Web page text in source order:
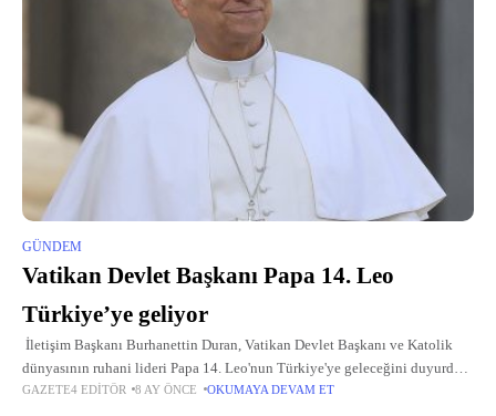
GÜNDEM
Vatikan Devlet Başkanı Papa 14. Leo
Türkiye’ye geliyor
İletişim Başkanı Burhanettin Duran, Vatikan Devlet Başkanı ve Katolik
dünyasının ruhani lideri Papa 14. Leo'nun Türkiye'ye geleceğini duyurdu.
Duran, Papa 14. Leo'nun, Cumhurbaşkanı Recep Tayyip Erdoğan’ın
GAZETE4 EDITÖR 8 AY ÖNCE OKUMAYA DEVAM ET